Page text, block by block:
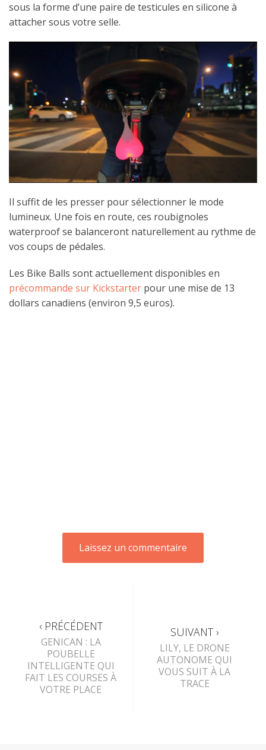
sous la forme d’une paire de testicules en silicone à
attacher sous votre selle.
Il suffit de les presser pour sélectionner le mode
lumineux. Une fois en route, ces roubignoles
waterproof se balanceront naturellement au rythme de
vos coups de pédales.
Les Bike Balls sont actuellement disponibles en
précommande sur Kickstarter pour une mise de 13
dollars canadiens (environ 9,5 euros).
‹ PRÉCÉDENT
GENICAN : LA
POUBELLE
INTELLIGENTE QUI
FAIT LES COURSES À
VOTRE PLACE
SUIVANT ›
LILY, LE DRONE
AUTONOME QUI
VOUS SUIT À LA
TRACE